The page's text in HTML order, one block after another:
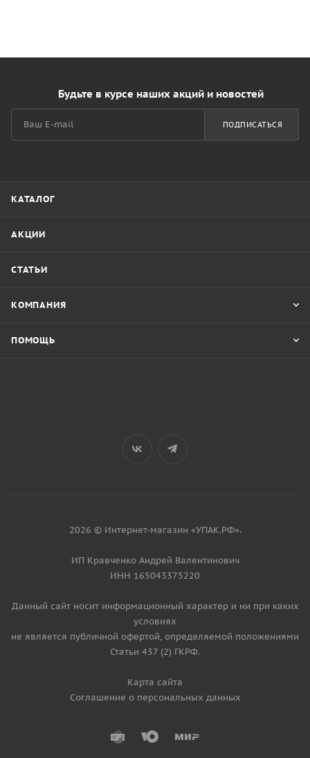
Будьте в курсе наших акций и новостей
ПОДПИСАТЬСЯ
КАТАЛОГ
АКЦИИ
СТАТЬИ
КОМПАНИЯ
ПОМОЩЬ
2026 © Интернет-магазин «УПАК.РФ».
ИП Кравченко Андрей Валентинович
ИНН 165043375220
Данный сайт носит информационный характер и ни при каких
условиях
не является публичной офертой, определяемой положениями
Статьи 437 (2) ГКРФ.
Карта сайта
Соглашение о персональных данных